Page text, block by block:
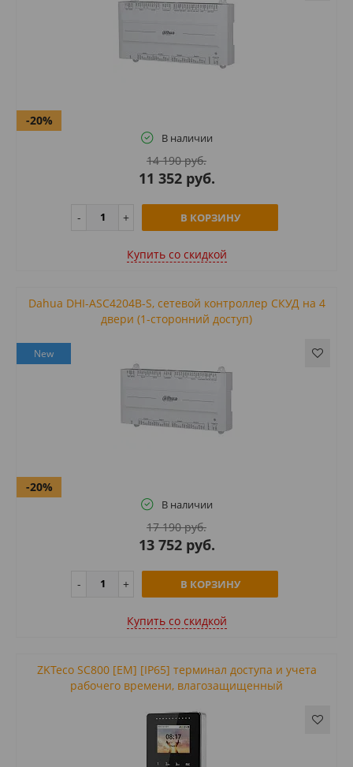
-20%
В наличии
14 190 руб.
11 352 руб.
В КОРЗИНУ
Купить cо скидкой
Dahua DHI-ASC4204B-S, сетевой контроллер СКУД на 4
двери (1-сторонний доступ)
New
-20%
В наличии
17 190 руб.
13 752 руб.
В КОРЗИНУ
Купить cо скидкой
ZKTeco SC800 [EM] [IP65] терминал доступа и учета
рабочего времени, влагозащищенный